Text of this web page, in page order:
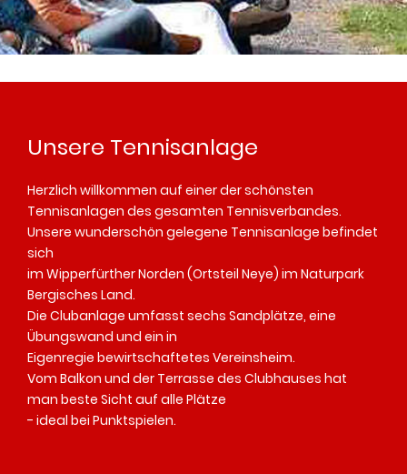
Unsere Tennisanlage
Herzlich willkommen auf einer der schönsten
Tennisanlagen des gesamten Tennisverbandes.
Unsere wunderschön gelegene Tennisanlage befindet
sich
im Wipperfürther Norden (Ortsteil Neye) im Naturpark
Bergisches Land.
Die Clubanlage umfasst sechs Sandplätze, eine
Übungswand und ein in
Eigenregie bewirtschaftetes Vereinsheim.
Vom Balkon und der Terrasse des Clubhauses hat
man beste Sicht auf alle Plätze
- ideal bei Punktspielen.